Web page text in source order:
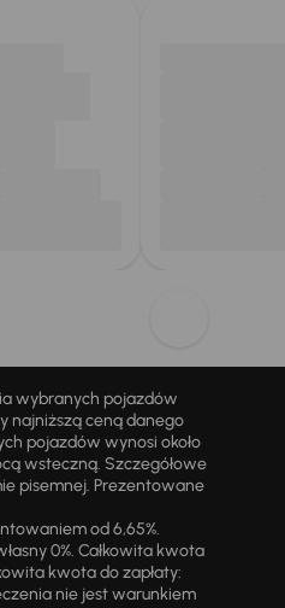
wybranych pojazdów
najniższą ceną danego
pojazdów wynosi około
wsteczną. Szczegółowe
pisemnej. Prezentowane
od 6,65%.
0%. Całkowita kwota
kwota do zapłaty:
nie jest warunkiem